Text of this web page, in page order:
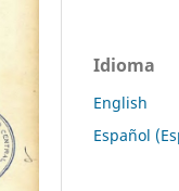
Idioma
English
Español